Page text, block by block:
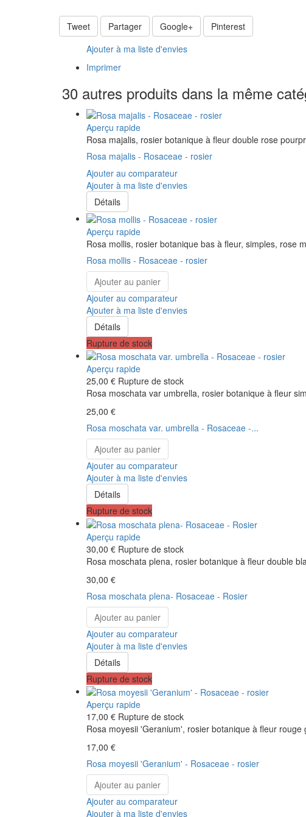
Tweet Partager Google+
Pinterest
Ajouter à ma liste d'envies
Imprimer
30 autres produits dans la même
Aperçu rapide
Rosa majalis, rosier botanique à fleur double rose
Rosa majalis - Rosaceae - rosier
Ajouter au comparateur
Ajouter à ma liste d'envies
Détails
Aperçu rapide
Rosa mollis, rosier botanique bas à fleur, simples, rose
Rosa mollis - Rosaceae - rosier
Ajouter au panier
Ajouter au comparateur
Ajouter à ma liste d'envies
Détails
Rupture de stock
Aperçu rapide
25,00 € Rupture de stock
Rosa moschata var umbrella, rosier botanique à fleur
25,00 €
Rosa moschata var. umbrella - Rosaceae -...
Ajouter au panier
Ajouter au comparateur
Ajouter à ma liste d'envies
Détails
Rupture de stock
Aperçu rapide
30,00 € Rupture de stock
Rosa moschata plena, rosier botanique à fleur double
30,00 €
Rosa moschata plena- Rosaceae - Rosier
Ajouter au panier
Ajouter au comparateur
Ajouter à ma liste d'envies
Détails
Rupture de stock
Aperçu rapide
17,00 € Rupture de stock
Rosa moyesii 'Geranium', rosier botanique à fleur
17,00 €
Rosa moyesii 'Geranium' - Rosaceae - rosier
Ajouter au panier
Ajouter au comparateur
Ajouter à ma liste d'envies